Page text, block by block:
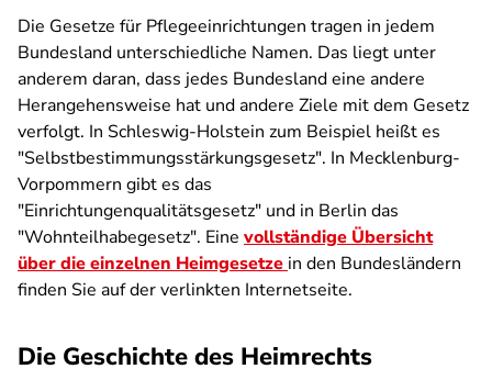
Die Gesetze für Pflegeeinrichtungen tragen in jedem
Bundesland unterschiedliche Namen. Das liegt unter
anderem daran, dass jedes Bundesland eine andere
Herangehensweise hat und andere Ziele mit dem Gesetz
verfolgt. In Schleswig-Holstein zum Beispiel heißt es
"Selbstbestimmungsstärkungsgesetz". In Mecklenburg-
Vorpommern gibt es das
"Einrichtungenqualitätsgesetz" und in Berlin das
"Wohnteilhabegesetz". Eine vollständige Übersicht
über die einzelnen Heimgesetze in den Bundesländern
finden Sie auf der verlinkten Internetseite.
Die Geschichte des Heimrechts